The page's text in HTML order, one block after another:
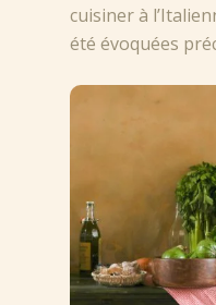
cuisiner à
été évoquées